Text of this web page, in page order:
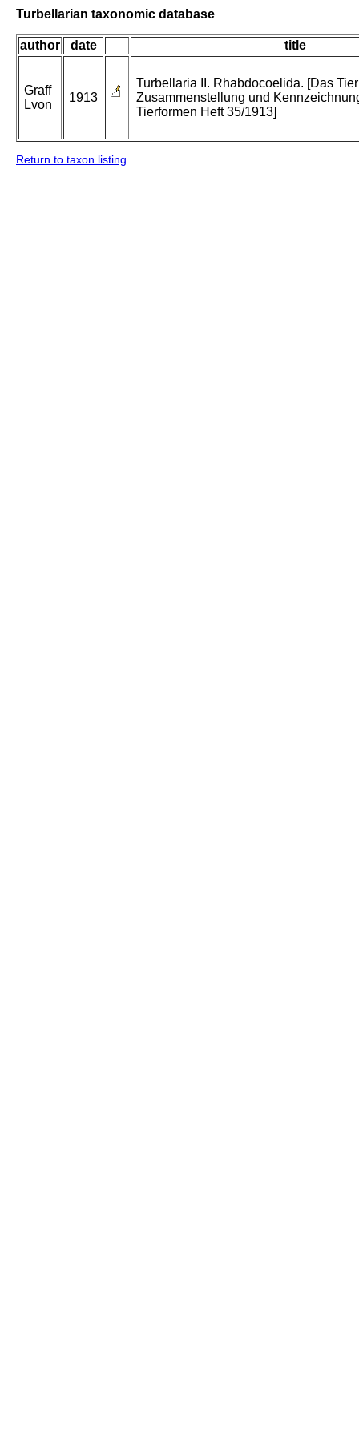
Turbellarian taxonomic database
author date title
Graff
Lvon
1913
Turbellaria II. Rhabdocoelida. [Das
Zusammenstellung und
Tierformen Heft 35/1913]
Return to taxon listing